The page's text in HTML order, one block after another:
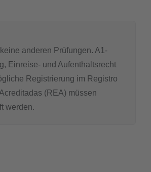
keine anderen Prüfungen. A1-
Einreise- und Aufenthaltsrecht
Registrierung im Registro
(REA) müssen
werden.